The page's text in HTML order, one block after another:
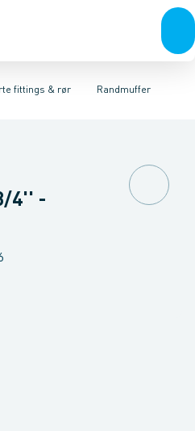
& rørKuglehaner & ventiler
fittings & rør
fittings & rørRustfrit fittings
Randmuffer
nippelVinkler muffe-muffe
4'' -